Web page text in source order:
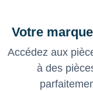
Votre
Accédez aux
à des